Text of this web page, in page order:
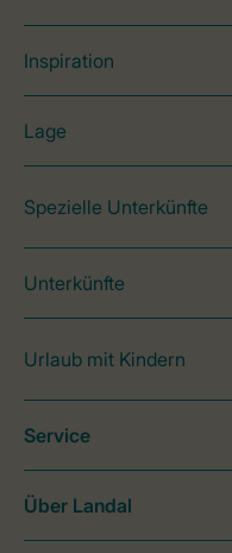
Inspiration
Lage
Spezielle Unterkünfte
Unterkünfte
Urlaub mit Kindern
Service
Über Landal